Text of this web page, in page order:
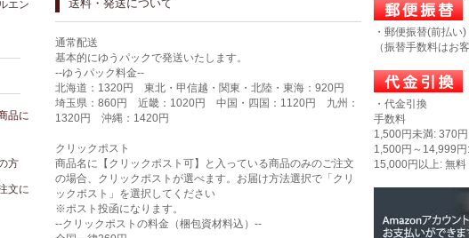
送料・発送について
通常配送
基本的にゆうパックで発送いたします。
--ゆうパック料金--
北海道：1320円 東北・甲信越・関東・北陸・東海：920円
埼玉県：860円 近畿：1020円 中国・四国：1120円 九州：
1320円 沖縄：1420円
クリックポスト
商品名に【クリックポスト可】と入っている商品のみのご注文
の場合、クリックポストが選べます。お届け方法選択で「クリ
ックポスト」を選択してください
※ポスト投函になります。
--クリックポストの料金（梱包資材料込）--
・郵便振替(前払い)
（振替手数料はお
・代金引換
手数料
1,500円未満: 370円
1,500円～14,999
15,000円以上: 無料
エン
品に
方
文に